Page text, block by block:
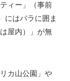
ィー」（事前
にはバラに囲ま
屋内）」が無
カ山公園」や